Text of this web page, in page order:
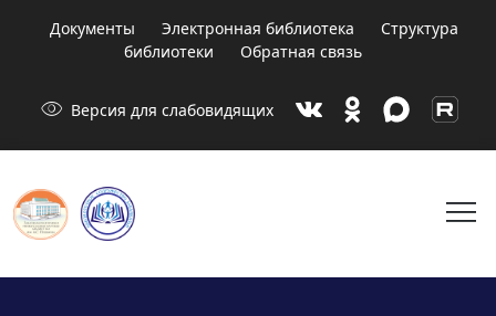
Документы Электронная библиотека
Структура
библиотеки
Обратная связь
visibility Версия для слабовидящих
menu